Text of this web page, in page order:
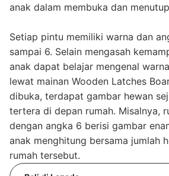
anak dalam membuka dan
Setiap pintu memiliki warna dan
sampai 6. Selain mengasah
anak dapat belajar mengenal
lewat mainan Wooden Latches
dibuka, terdapat gambar hewan
tertera di depan rumah. Misalnya,
dengan angka 6 berisi gambar
anak menghitung bersama jumlah
rumah tersebut.